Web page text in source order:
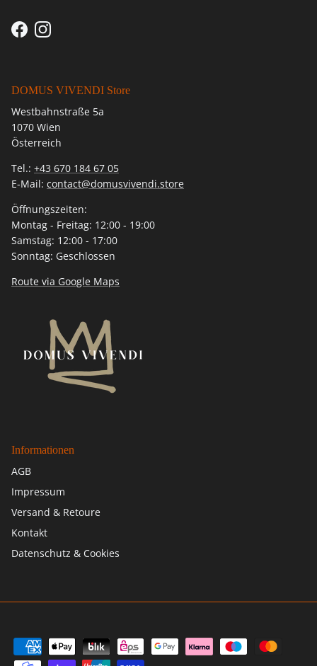
FacebookInstagram
DOMUS VIVENDI Store
Westbahnstraße 5a
1070 Wien
Österreich
Tel.: +43 670 184 67 05
E-Mail: contact@domusvivendi.store
Öffnungszeiten:
Montag - Freitag: 12:00 - 19:00
Samstag: 12:00 - 17:00
Sonntag: Geschlossen
Route via Google Maps
Informationen
AGB
Impressum
Versand & Retoure
Kontakt
Datenschutz & Cookies